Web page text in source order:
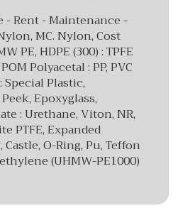
- Rent - Maintenance -
MC. Nylon, Cost
PE, HDPE (300) : TPFE
Polyacetal : PP, PVC
Special Plastic,
Epoxyglass,
: Urethane, Viton, NR,
PTFE, Expanded
Castle, O-Ring, Pu, Teffon
(UHMW-PE1000)